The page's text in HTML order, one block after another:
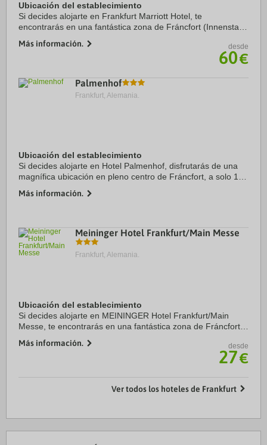
Ubicación del establecimiento
Si decides alojarte en Frankfurt Marriott Hotel, te
encontrarás en una fantástica zona de Fráncfort (Innenstadt
Frankfurt y a apenas 5 min a pie de ...
Más información. desde
60€
Palmenhof
Frankfurt, Alemania.
Ubicación del establecimiento
Si decides alojarte en Hotel Palmenhof, disfrutarás de una
magnífica ubicación en pleno centro de Fráncfort, a solo 15
la ópera Alte Oper. ...
Más información.
Meininger Hotel Frankfurt/Main Messe
Frankfurt, Alemania.
Ubicación del establecimiento
Si decides alojarte en MEININGER Hotel Frankfurt/Main
Messe, te encontrarás en una fantástica zona de Fráncfort
Fráncfort y a apenas 8 min a pie de ...
Más información. desde
27€
Ver todos los hoteles de Frankfurt